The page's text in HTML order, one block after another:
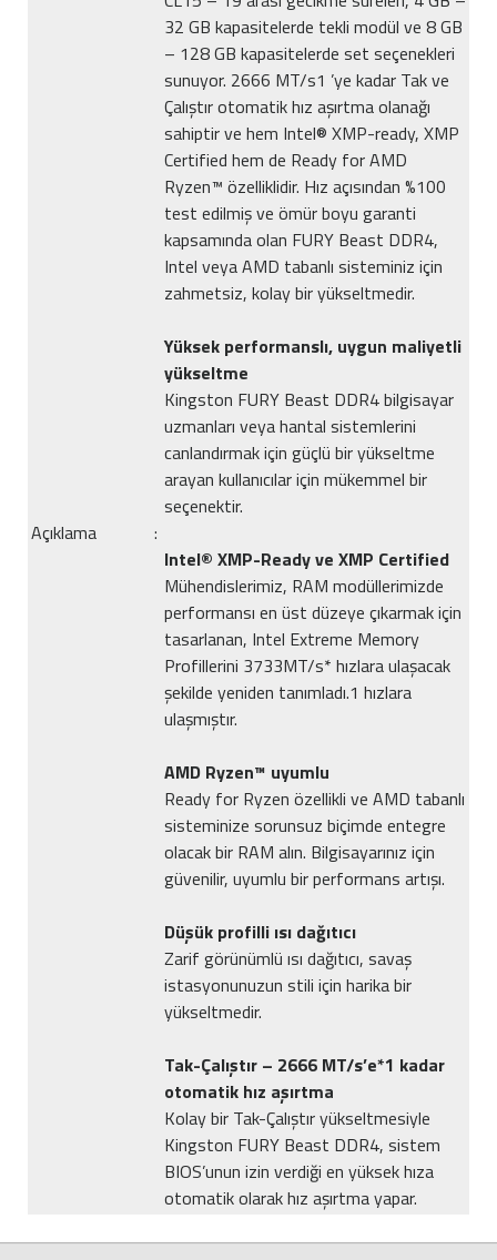
Açıklama :
32 GB kapasitelerde tekli modül ve 8 GB
– 128 GB kapasitelerde set seçenekleri
sunuyor. 2666 MT/s1 ’ye kadar Tak ve
Çalıştır otomatik hız aşırtma olanağı
sahiptir ve hem Intel® XMP-ready, XMP
Certified hem de Ready for AMD
Ryzen™ özelliklidir. Hız açısından %100
test edilmiş ve ömür boyu garanti
kapsamında olan FURY Beast DDR4,
Intel veya AMD tabanlı sisteminiz için
zahmetsiz, kolay bir yükseltmedir.
Yüksek performanslı, uygun maliyetli
yükseltme
Kingston FURY Beast DDR4 bilgisayar
uzmanları veya hantal sistemlerini
canlandırmak için güçlü bir yükseltme
arayan kullanıcılar için mükemmel bir
seçenektir.
Intel® XMP-Ready ve XMP Certified
Mühendislerimiz, RAM modüllerimizde
performansı en üst düzeye çıkarmak için
tasarlanan, Intel Extreme Memory
Profillerini 3733MT/s* hızlara ulaşacak
şekilde yeniden tanımladı.1 hızlara
ulaşmıştır.
AMD Ryzen™ uyumlu
Ready for Ryzen özellikli ve AMD tabanlı
sisteminize sorunsuz biçimde entegre
olacak bir RAM alın. Bilgisayarınız için
güvenilir, uyumlu bir performans artışı.
Düşük profilli ısı dağıtıcı
Zarif görünümlü ısı dağıtıcı, savaş
istasyonunuzun stili için harika bir
yükseltmedir.
Tak-Çalıştır – 2666 MT/s’e*1 kadar
otomatik hız aşırtma
Kolay bir Tak-Çalıştır yükseltmesiyle
Kingston FURY Beast DDR4, sistem
BIOS’unun izin verdiği en yüksek hıza
otomatik olarak hız aşırtma yapar.